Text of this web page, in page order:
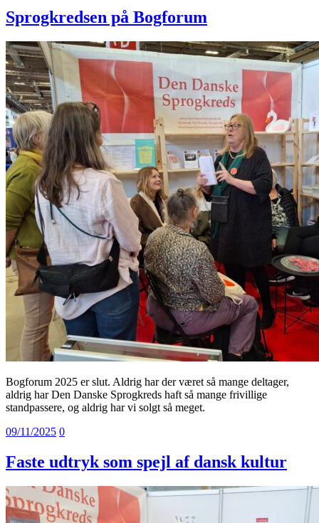
Sprogkredsen på Bogforum
Bogforum 2025 er slut. Aldrig har der været så mange deltager,
aldrig har Den Danske Sprogkreds haft så mange frivillige
standpassere, og aldrig har vi solgt så meget.
09/11/2025 0
Faste udtryk som spejl af dansk kultur